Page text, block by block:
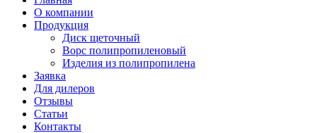
О компании
Продукция
Диск щеточный
Ворс полипропиленовый
Изделия из полипропилена
Заявка
Для дилеров
Отзывы
Статьи
Контакты